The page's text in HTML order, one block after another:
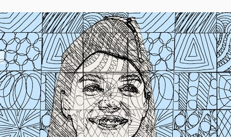
um deine beste
Mehr als 1 Million
Kreativen, Unternehmen,
Produkte
Spaces
KI-Assistent
KI-Bildgenerator
KI-Videogenerator
KI-
Loslegen
Academy
Dokumentation
Support
AGB